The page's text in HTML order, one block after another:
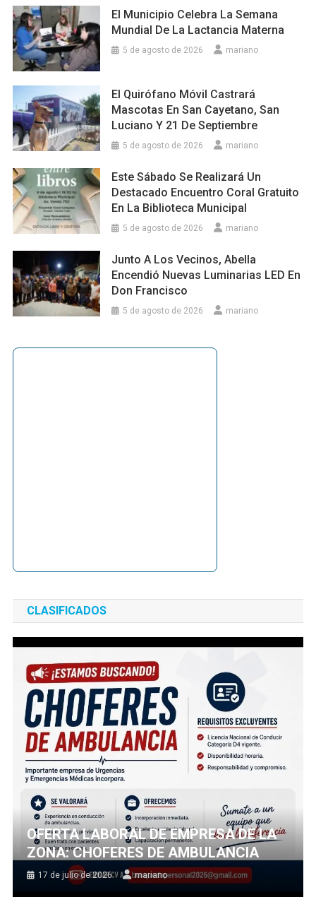
El Municipio Celebra La Semana
Mundial De La Lactancia Materna
5 de agosto de 2026 mariano
El Quirófano Móvil Castrará
Mascotas En San Cayetano, San
Luciano Y 21 De Septiembre
5 de agosto de 2026 mariano
Este Sábado Se Realizará Un
Destacado Encuentro Coral Gratuito
En La Biblioteca Municipal
5 de agosto de 2026 mariano
Junto A Los Vecinos, Abella
Encendió Nuevas Luminarias LED En
Don Francisco
5 de agosto de 2026 mariano
CLASIFICADOS
OFERTA LABORAL DE EMPRESA DE LA
ZONA: CHOFERES DE AMBULANCIA
17 de julio de 2026 mariano